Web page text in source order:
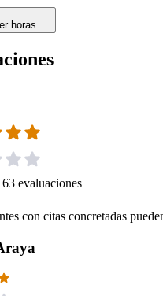
horas
63 evaluaciones
con citas concretadas